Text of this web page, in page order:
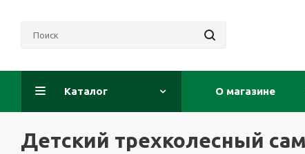
Каталог О магазине
Детский трехколесный